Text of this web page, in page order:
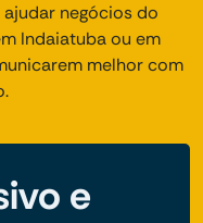
negócios do
Indaiatuba ou em
melhor com
e